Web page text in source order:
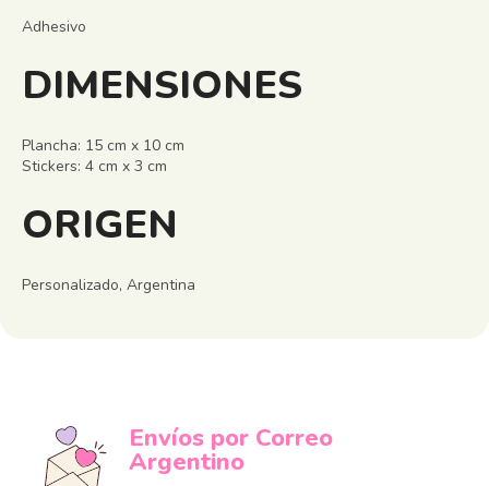
Adhesivo
DIMENSIONES
Plancha: 15 cm x 10 cm
Stickers: 4 cm x 3 cm
ORIGEN
Personalizado, Argentina
Envíos por Correo
Argentino